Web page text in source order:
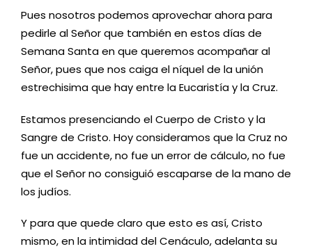
Pues nosotros podemos aprovechar ahora para
pedirle al Señor que también en estos días de
Semana Santa en que queremos acompañar al
Señor, pues que nos caiga el níquel de la unión
estrechisima que hay entre la Eucaristía y la Cruz.
Estamos presenciando el Cuerpo de Cristo y la
Sangre de Cristo. Hoy consideramos que la Cruz no
fue un accidente, no fue un error de cálculo, no fue
que el Señor no consiguió escaparse de la mano de
los judíos.
Y para que quede claro que esto es así, Cristo
mismo, en la intimidad del Cenáculo, adelanta su